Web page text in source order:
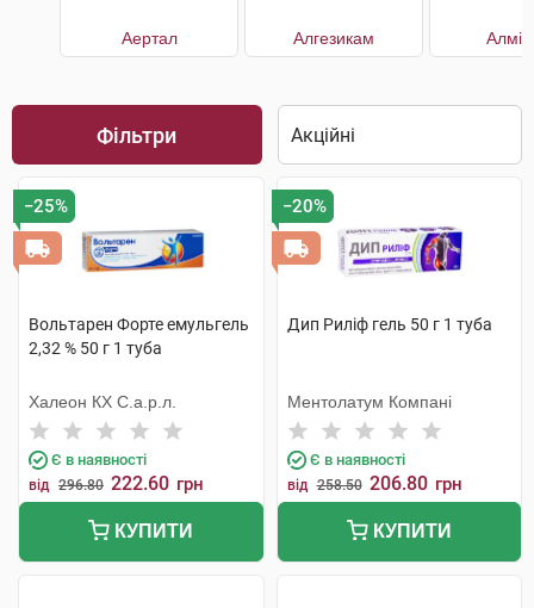
Аертал Алгезикам
Фільтри
−25%
Вольтарен Форте емульгель
2,32 % 50 г 1 туба
Халеон КХ С.а.р.л.
Є в наявності
від 296.80 222.60 грн
КУПИТИ
−20%
Дип Риліф гель 50 г 1 туба
Ментолатум Компані
Є в наявності
від 258.50 206.80 грн
КУПИТИ